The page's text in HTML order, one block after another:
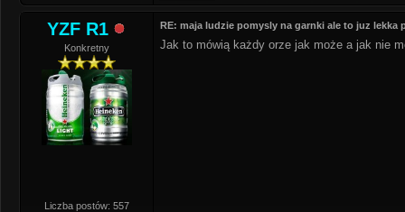
YZF R1
Konkretny
Liczba postów: 557
RE: maja ludzie pomysly na garnki ale to juz lekka
Jak to mówią każdy orze jak może a jak nie